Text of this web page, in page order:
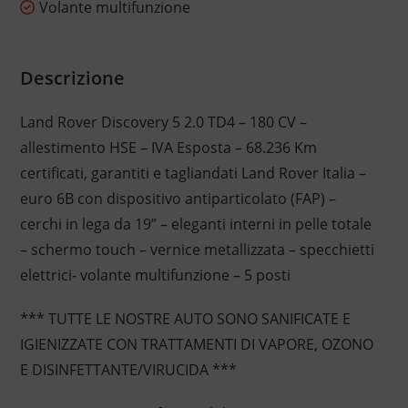
Volante multifunzione
Descrizione
Land Rover Discovery 5 2.0 TD4 – 180 CV –
allestimento HSE – IVA Esposta – 68.236 Km
certificati, garantiti e tagliandati Land Rover Italia –
euro 6B con dispositivo antiparticolato (FAP) –
cerchi in lega da 19” – eleganti interni in pelle totale
– schermo touch – vernice metallizzata – specchietti
elettrici- volante multifunzione – 5 posti
*** TUTTE LE NOSTRE AUTO SONO SANIFICATE E
IGIENIZZATE CON TRATTAMENTI DI VAPORE, OZONO
E DISINFETTANTE/VIRUCIDA ***